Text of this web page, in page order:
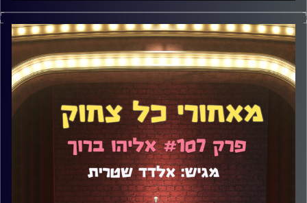
קבלו פרק שהוא החזון האידיאלי של הפודקאסט הזה: גם כנות
ופתיחות מוחלטת, גם צחוק, גם רצינות, וגם כניסה לעומק בכל
הקשור לאישיות המרואיין. בקיצור, חגיגה. נועה אנג'ל היא
קומיקאית, יוצרת, כותבת ואשת רדיו. דיברנו על חרדות, CBD,
טיפולים פסיכולוגיים, התמכרויות, חוסר ביטחון, איך הילדות
מעצבת את מי שאנחנו כקומיקאים בוגרים ועוד מלא.
קרדיט תמונות:אלדד שטרית